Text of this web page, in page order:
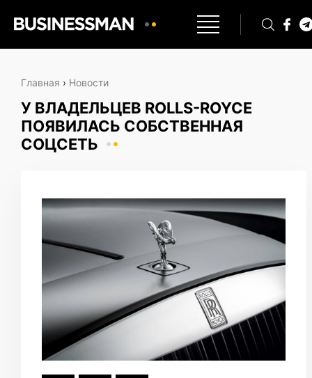
Главная › Новости
У ВЛАДЕЛЬЦЕВ ROLLS-ROYCE
ПОЯВИЛАСЬ СОБСТВЕННАЯ
СОЦСЕТЬ